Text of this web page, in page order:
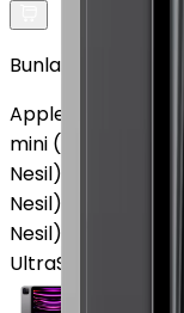
Bunlar da İlginizi
Apple iPad Air (2.
mini (5. Nesil)
Nesil) Apple iPad
Nesil) Apple iPad
Nesil) Apple iPad
UltraSamsung